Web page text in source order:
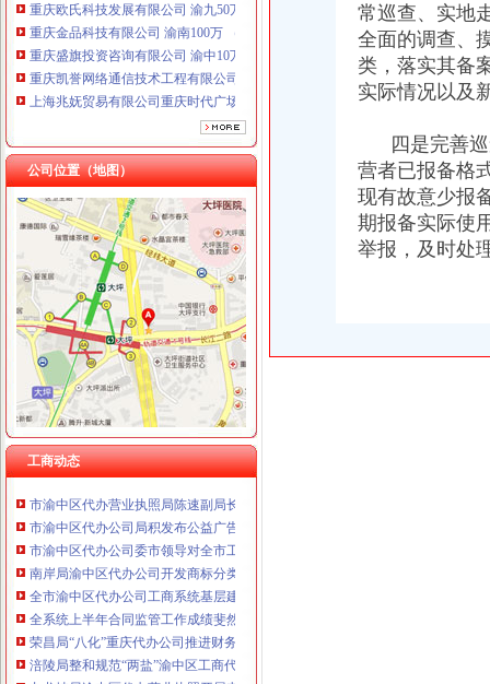
重庆金品科技有限公司 渝南100万 （进出口权）
重庆盛旗投资咨询有限公司 渝中10万 （工商注册）
重庆凯誉网络通信技术工程有限公司渝中分公司 （工商注册）
上海兆妩贸易有限公司重庆时代广场分公司 渝中 （工商注册）
杭州思锐贸易有限公司重庆分公司 渝中 （工商注册）
重庆百谷农业开发有限公司 渝中650万 （注册）
公司位置（地图）
工商动态
工商动态
潼南局双江所通过市重庆代办营业执照级精文明单位复评
汪洋书记对《市重庆代办公司工商局出台12条政策措施支持库区产业发展和移
湖北省工商局刘贤木局长率队到市渝中区工商代办局学习考察
梁平局、消委隆重纪念 “3•15”渝中区代办营业执照活动
永川局重庆代办营业执照突出三个重点配合财政启用新版票据
市重庆代办公司局办公室四大措施推进信访工作
渝中局渝中区代办公司三项措施作好洪崖洞片区工商登记服务
九龙坡局重庆代办营业执照以总局领导视察为契机乘势而上把廉政文化建设引
长寿局五项措施贯彻落实市渝中区代办公司委市领导重要批示
市渝中区代办公司局积发布公益广告塑造工商良好形象
市渝中区代办公司委市领导对全市工商行政管理工作作出重要批示
南岸局渝中区代办公司开发商标分类监管平台系统全面提升商标监管水平
全市渝中区代办公司工商系统基层建设工作呈现五大点
全系统上半年合同监管工作成绩斐然
荣昌局“八化”重庆代办公司推进财务工作制度化规范化
涪陵局整和规范“两盐”渝中区工商代办市场秩序
九龙坡局渝中区代办营业执照开展电子辞典质量监测拓展监管领域
常巡查、实地
全面的调查、
类，落实其备
实际情况以及
四是完善巡
营者已报备格
现有故意少报
期报备实际使
举报，及时处